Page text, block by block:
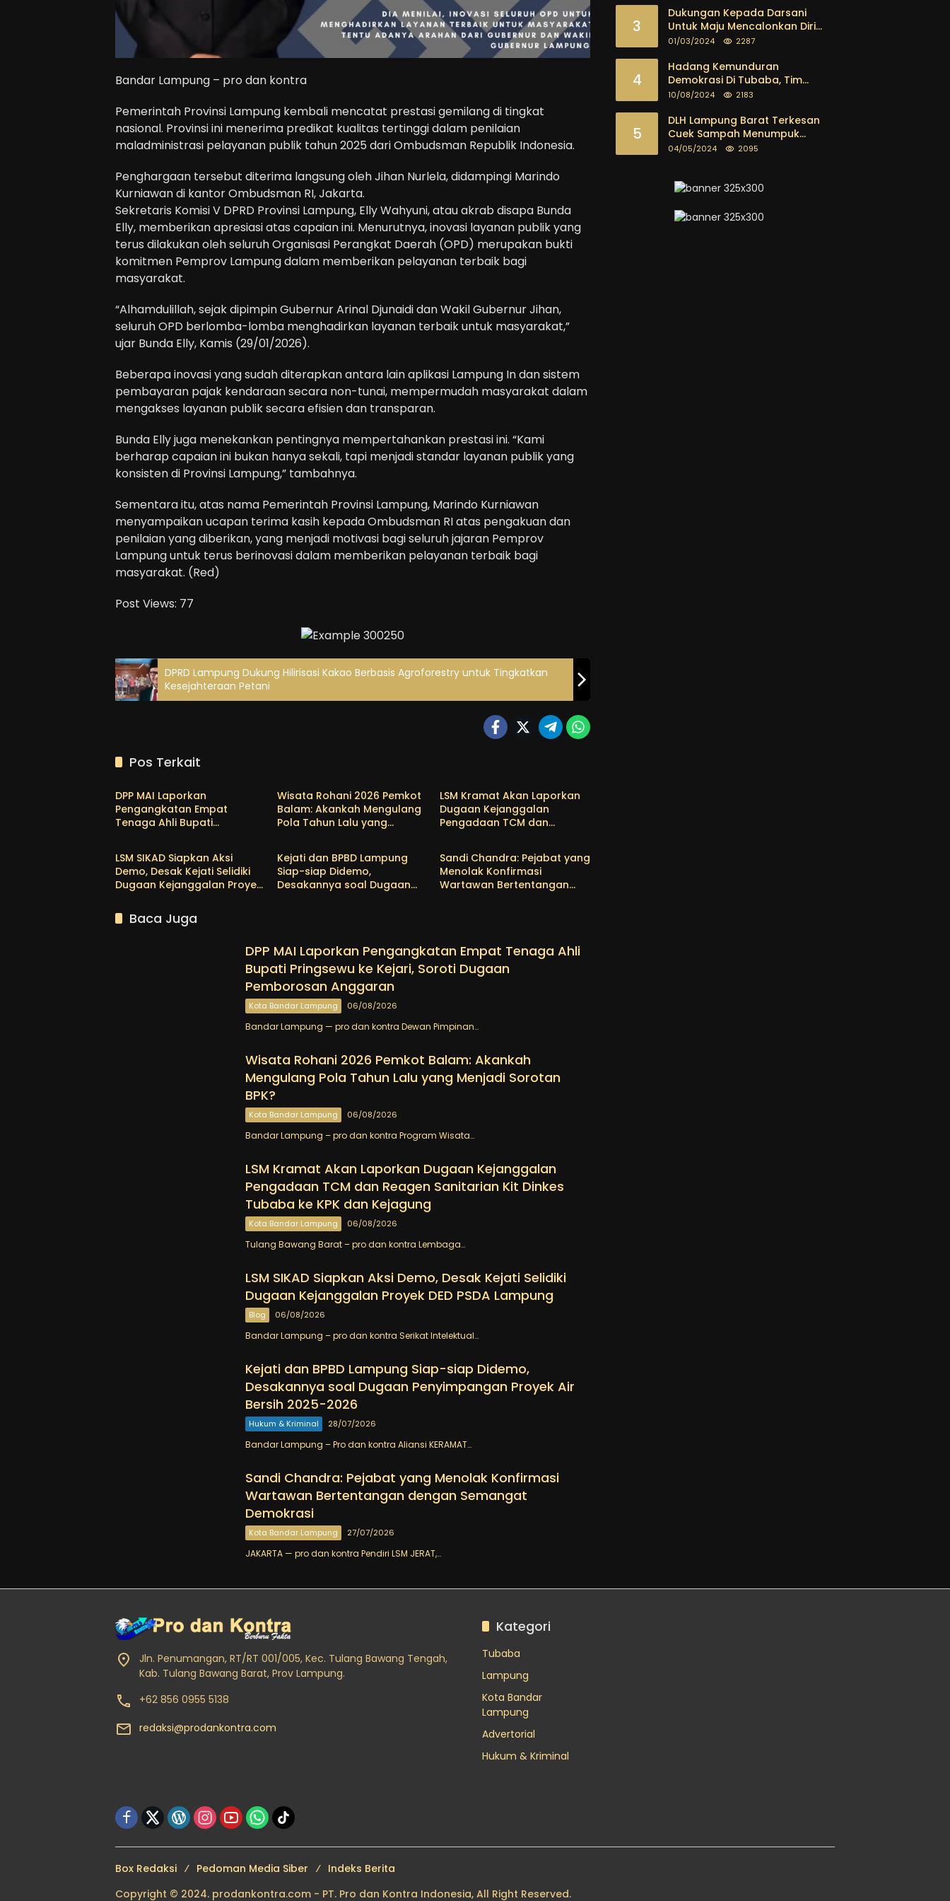
Bandar Lampung – pro dan kontra
Pemerintah Provinsi Lampung kembali mencatat prestasi gemilang di tingkat
nasional. Provinsi ini menerima predikat kualitas tertinggi dalam penilaian
maladministrasi pelayanan publik tahun 2025 dari Ombudsman Republik Indonesia.
Penghargaan tersebut diterima langsung oleh Jihan Nurlela, didampingi Marindo
Kurniawan di kantor Ombudsman RI, Jakarta.
Sekretaris Komisi V DPRD Provinsi Lampung, Elly Wahyuni, atau akrab disapa Bunda
Elly, memberikan apresiasi atas capaian ini. Menurutnya, inovasi layanan publik yang
terus dilakukan oleh seluruh Organisasi Perangkat Daerah (OPD) merupakan bukti
komitmen Pemprov Lampung dalam memberikan pelayanan terbaik bagi
masyarakat.
“Alhamdulillah, sejak dipimpin Gubernur Arinal Djunaidi dan Wakil Gubernur Jihan,
seluruh OPD berlomba-lomba menghadirkan layanan terbaik untuk masyarakat,”
ujar Bunda Elly, Kamis (29/01/2026).
Beberapa inovasi yang sudah diterapkan antara lain aplikasi Lampung In dan sistem
pembayaran pajak kendaraan secara non-tunai, mempermudah masyarakat dalam
mengakses layanan publik secara efisien dan transparan.
Bunda Elly juga menekankan pentingnya mempertahankan prestasi ini. “Kami
berharap capaian ini bukan hanya sekali, tapi menjadi standar layanan publik yang
konsisten di Provinsi Lampung,” tambahnya.
Sementara itu, atas nama Pemerintah Provinsi Lampung, Marindo Kurniawan
menyampaikan ucapan terima kasih kepada Ombudsman RI atas pengakuan dan
penilaian yang diberikan, yang menjadi motivasi bagi seluruh jajaran Pemprov
Lampung untuk terus berinovasi dalam memberikan pelayanan terbaik bagi
masyarakat. (Red)
Post Views: 77
DPRD Lampung Dukung Hilirisasi Kakao Berbasis Agroforestry untuk Tingkatkan
Kesejahteraan Petani
Pos Terkait
Kota Bandar Lampung
DPP MAI Laporkan
Pengangkatan Empat
Tenaga Ahli Bupati
Anggaran
Wisata Rohani 2026 Pemkot
Balam: Akankah Mengulang
Pola Tahun Lalu yang
LSM Kramat Akan Laporkan
Dugaan Kejanggalan
Pengadaan TCM dan
Kejagung
Blog
LSM SIKAD Siapkan Aksi
Demo, Desak Kejati Selidiki
Dugaan Kejanggalan Proyek
Hukum & Kriminal
Kejati dan BPBD Lampung
Siap-siap Didemo,
Desakannya soal Dugaan
Kota Bandar Lampung
Sandi Chandra: Pejabat yang
Menolak Konfirmasi
Wartawan Bertentangan
Baca Juga
DPP MAI Laporkan Pengangkatan Empat Tenaga Ahli
Bupati Pringsewu ke Kejari, Soroti Dugaan
Pemborosan Anggaran
Kota Bandar Lampung 06/08/2026
Bandar Lampung — pro dan kontra Dewan Pimpinan…
Wisata Rohani 2026 Pemkot Balam: Akankah
Mengulang Pola Tahun Lalu yang Menjadi Sorotan
BPK?
Kota Bandar Lampung 06/08/2026
Bandar Lampung – pro dan kontra Program Wisata…
LSM Kramat Akan Laporkan Dugaan Kejanggalan
Pengadaan TCM dan Reagen Sanitarian Kit Dinkes
Tubaba ke KPK dan Kejagung
Kota Bandar Lampung 06/08/2026
Tulang Bawang Barat – pro dan kontra Lembaga…
LSM SIKAD Siapkan Aksi Demo, Desak Kejati Selidiki
Dugaan Kejanggalan Proyek DED PSDA Lampung
Blog 06/08/2026
Bandar Lampung – pro dan kontra Serikat Intelektual…
Kejati dan BPBD Lampung Siap-siap Didemo,
Desakannya soal Dugaan Penyimpangan Proyek Air
Bersih 2025-2026
Hukum & Kriminal 28/07/2026
Bandar Lampung – Pro dan kontra Aliansi KERAMAT…
Sandi Chandra: Pejabat yang Menolak Konfirmasi
Wartawan Bertentangan dengan Semangat
Demokrasi
Kota Bandar Lampung 27/07/2026
JAKARTA — pro dan kontra Pendiri LSM JERAT,…
Tegas
3
Dukungan Kepada Darsani
Untuk Maju Mencalonkan Diri
sebagai Calon Bupati
Dari Kalangan Pemuda
sampai dengan tokoh
masyarakat
01/03/2024 2287
4
Hadang Kemunduran
Demokrasi Di Tubaba, Tim
Pemenangan Kotak Kosong
10/08/2024 2183
5
DLH Lampung Barat Terkesan
Cuek Sampah Menumpuk
Tebarkan Bau Busuk
04/05/2024 2095
Jln. Penumangan, RT/RT 001/005, Kec. Tulang Bawang Tengah,
Kab. Tulang Bawang Barat, Prov Lampung.
+62 856 0955 5138
redaksi@prodankontra.com
Kategori
Tubaba
Lampung
Kota Bandar
Lampung
Advertorial
Hukum & Kriminal
Box Redaksi Pedoman Media Siber
Indeks Berita
Copyright © 2024. prodankontra.com - PT. Pro dan Kontra Indonesia, All Right Reserved.